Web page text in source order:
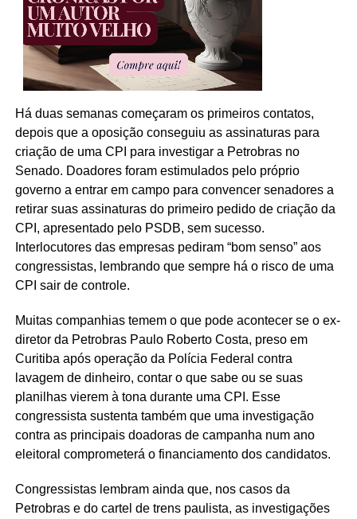
Há duas semanas começaram os primeiros contatos,
depois que a oposição conseguiu as assinaturas para
criação de uma CPI para investigar a Petrobras no
Senado. Doadores foram estimulados pelo próprio
governo a entrar em campo para convencer senadores a
retirar suas assinaturas do primeiro pedido de criação da
CPI, apresentado pelo PSDB, sem sucesso.
Interlocutores das empresas pediram “bom senso” aos
congressistas, lembrando que sempre há o risco de uma
CPI sair de controle.
Muitas companhias temem o que pode acontecer se o ex-
diretor da Petrobras Paulo Roberto Costa, preso em
Curitiba após operação da Polícia Federal contra
lavagem de dinheiro, contar o que sabe ou se suas
planilhas vierem à tona durante uma CPI. Esse
congressista sustenta também que uma investigação
contra as principais doadoras de campanha num ano
eleitoral comprometerá o financiamento dos candidatos.
Congressistas lembram ainda que, nos casos da
Petrobras e do cartel de trens paulista, as investigações